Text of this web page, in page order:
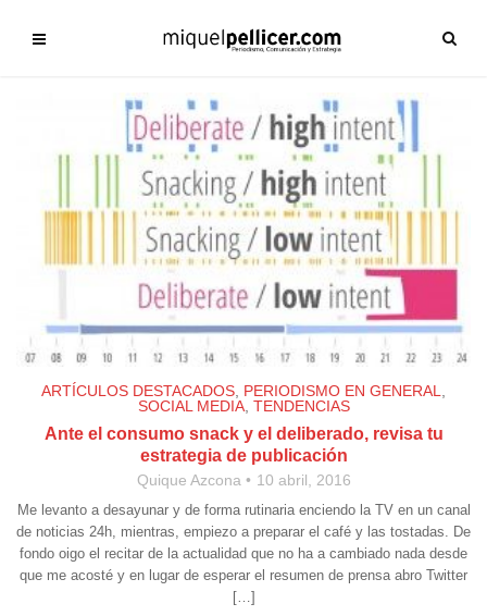
ARTÍCULOS DESTACADOS PERIODISMO EN GENERAL
SOCIAL MEDIA, TENDENCIAS
Ante el consumo snack y el deliberado, revisa tu
estrategia de publicación
Quique Azcona 10 abril, 2016
Me levanto a desayunar y de forma rutinaria enciendo la TV en un canal
de noticias 24h, mientras, empiezo a preparar el café y las tostadas. De
fondo oigo el recitar de la actualidad que no ha a cambiado nada desde
que me acosté y en lugar de esperar el resumen de prensa abro Twitter
[…]